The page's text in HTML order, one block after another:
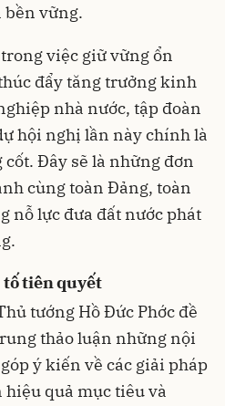
vững.
việc giữ vững ổn
đẩy tăng trưởng kinh
nhà nước, tập đoàn
hội nghị lần này chính là
Đây sẽ là những đơn
cùng toàn Đảng, toàn
nỗ lực đưa đất nước phát
tố tiên quyết
tướng Hồ Đức Phớc đề
thảo luận những nội
ý kiến về các giải pháp
quả mục tiêu và